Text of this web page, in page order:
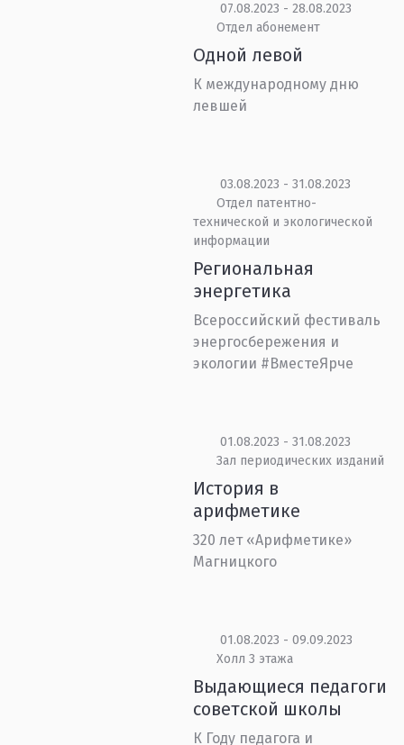
07.08.2023 - 28.08.2023
Отдел абонемент
Одной левой
К международному дню
левшей
03.08.2023 - 31.08.2023
Отдел патентно-
технической и экологической
информации
Региональная
энергетика
Всероссийский фестиваль
энергосбережения и
экологии #ВместеЯрче
01.08.2023 - 31.08.2023
Зал периодических изданий
История в
арифметике
320 лет «Арифметике»
Магницкого
01.08.2023 - 09.09.2023
Холл 3 этажа
Выдающиеся педагоги
советской школы
К Году педагога и